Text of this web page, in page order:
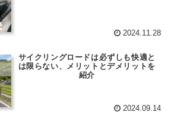
2024.11.28
サイクリングロードは必ずしも快適と
は限らない、メリットとデメリットを
紹介
2024.09.14